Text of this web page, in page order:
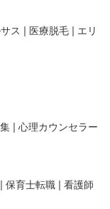
ス | 医療脱毛 | エリ
| 心理カウンセラー
| 保育士転職 | 看護師